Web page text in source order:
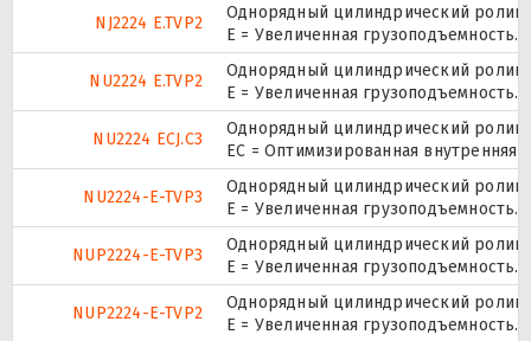
NJ2224 E.TVP2
Однорядный цилиндрический
E = Увеличенная
NU2224 E.TVP2
Однорядный цилиндрический
E = Увеличенная
NU2224 ECJ.C3
Однорядный цилиндрический
EC = Оптимизированная
NU2224-E-TVP3
Однорядный цилиндрический
E = Увеличенная
NUP2224-E-TVP3
Однорядный цилиндрический
E = Увеличенная
NUP2224-E-TVP2
Однорядный цилиндрический
E = Увеличенная